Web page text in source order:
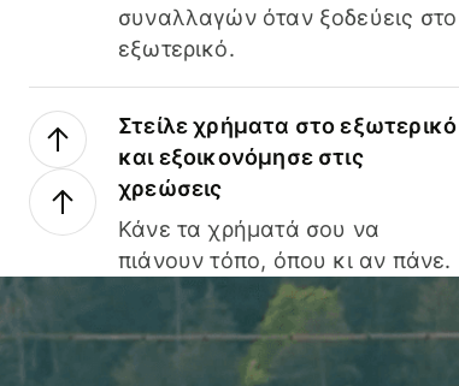
συναλλαγών όταν ξοδεύεις στο
εξωτερικό.
Στείλε χρήματα στο εξωτερικό
και εξοικονόμησε στις
χρεώσεις
Κάνε τα χρήματά σου να
πιάνουν τόπο, όπου κι αν πάνε.